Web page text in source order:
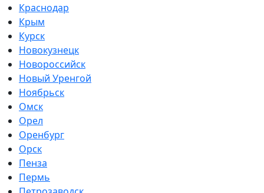
Краснодар
Крым
Курск
Новокузнецк
Новороссийск
Новый Уренгой
Ноябрьск
Омск
Орел
Оренбург
Орск
Пенза
Пермь